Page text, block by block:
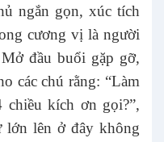
ngắn gọn, xúc tích
cương vị là người
đầu buổi gặp gỡ,
các chú rằng: “Làm
chiều kích ơn gọi?”,
lớn lên ở đây không